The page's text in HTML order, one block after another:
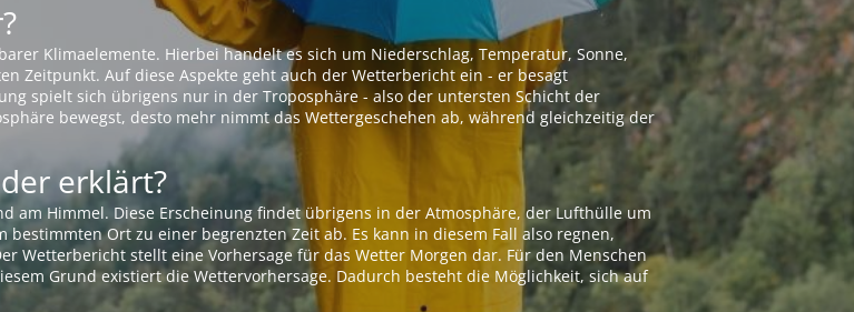
Klimaelemente. Hierbei handelt es sich um Niederschlag, Temperatur, Sonne,
Zeitpunkt. Auf diese Aspekte geht auch der Wetterbericht ein - er besagt
spielt sich übrigens nur in der Troposphäre - also der untersten Schicht der
bewegst, desto mehr nimmt das Wettergeschehen ab, während gleichzeitig der
erklärt?
am Himmel. Diese Erscheinung findet übrigens in der Atmosphäre, der Lufthülle um
Ort zu einer begrenzten Zeit ab. Es kann in diesem Fall also regnen,
Wetterbericht stellt eine Vorhersage für das Wetter Morgen dar. Für den Menschen
Grund existiert die Wettervorhersage. Dadurch besteht die Möglichkeit, sich auf